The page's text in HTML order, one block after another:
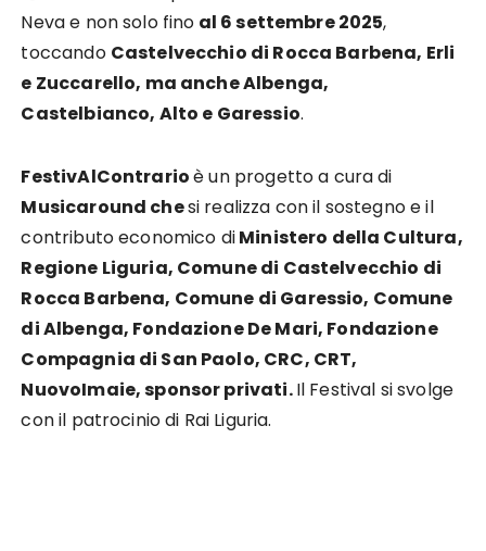
Neva e non solo fino al 6 settembre 2025,
toccando Castelvecchio di Rocca Barbena, Erli
e Zuccarello, ma anche Albenga,
Castelbianco, Alto e Garessio.
FestivAlContrarioè un progetto a cura di
Musicaround chesi realizza con il sostegno e il
contributo economico diMinistero della Cultura,
Regione Liguria, Comune di Castelvecchio di
Rocca Barbena, Comune di Garessio, Comune
di Albenga, Fondazione De Mari, Fondazione
Compagnia di San Paolo, CRC, CRT,
NuovoImaie, sponsor privati.Il Festival si svolge
con il patrocinio di Rai Liguria.